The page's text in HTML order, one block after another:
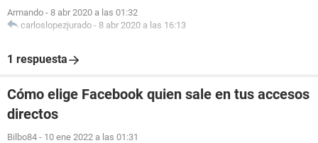
Armando - 8 abr 2020 a las 01:32
carloslopezjurado - 8 abr 2020 a las 16:13
1 respuesta
Cómo elige Facebook quien sale en tus accesos
directos
Bilbo84 - 10 ene 2022 a las 01:31